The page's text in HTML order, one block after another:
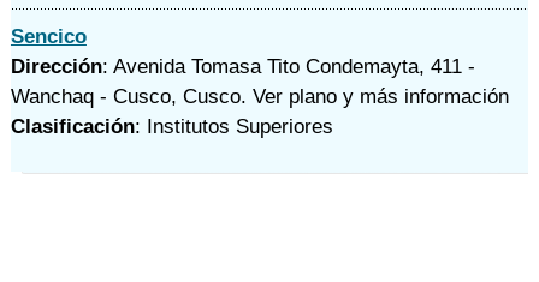
Sencico
Dirección: Avenida Tomasa Tito Condemayta, 411 -
Wanchaq - Cusco, Cusco. Ver plano y más información
Clasificación: Institutos Superiores